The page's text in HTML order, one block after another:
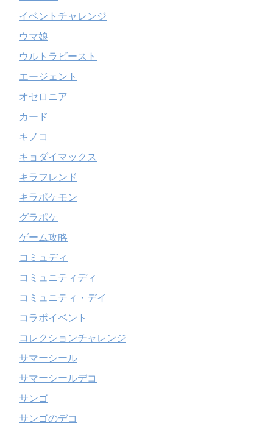
イベントチャレンジ
ウマ娘
ウルトラビースト
エージェント
オセロニア
カード
キノコ
キョダイマックス
キラフレンド
キラポケモン
グラポケ
ゲーム攻略
コミュディ
コミュニティディ
コミュニティ・デイ
コラボイベント
コレクションチャレンジ
サマーシール
サマーシールデコ
サンゴ
サンゴのデコ